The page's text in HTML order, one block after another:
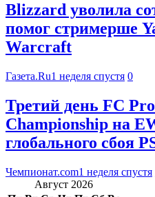
Blizzard уволила
помог стримерше
Warcraft
Газета.Ru1 неделя спустя 0
Третий день FC
Championship на
глобального сбоя
Чемпионат.com1 неделя спустя
Август 2026